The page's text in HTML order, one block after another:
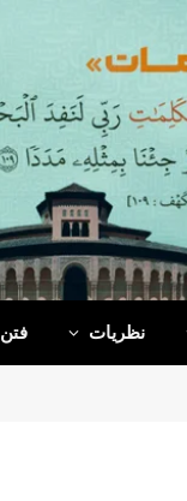
نظریات فتن